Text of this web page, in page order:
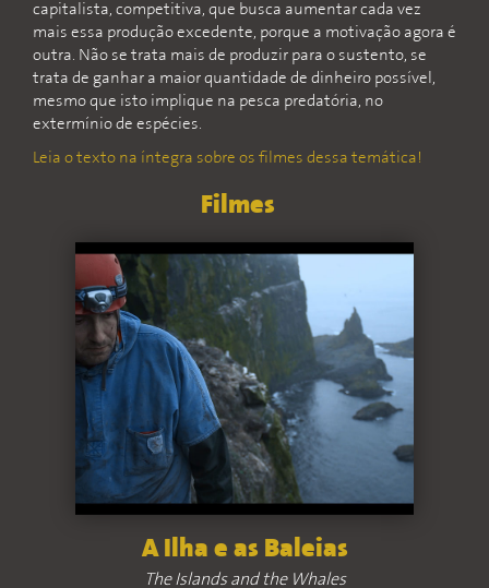
capitalista, competitiva, que busca aumentar cada vez
mais essa produção excedente, porque a motivação agora é
outra. Não se trata mais de produzir para o sustento, se
trata de ganhar a maior quantidade de dinheiro possível,
mesmo que isto implique na pesca predatória, no
extermínio de espécies.
Leia o texto na íntegra sobre os filmes dessa temática!
Filmes
A Ilha e as Baleias
The Islands and the Whales